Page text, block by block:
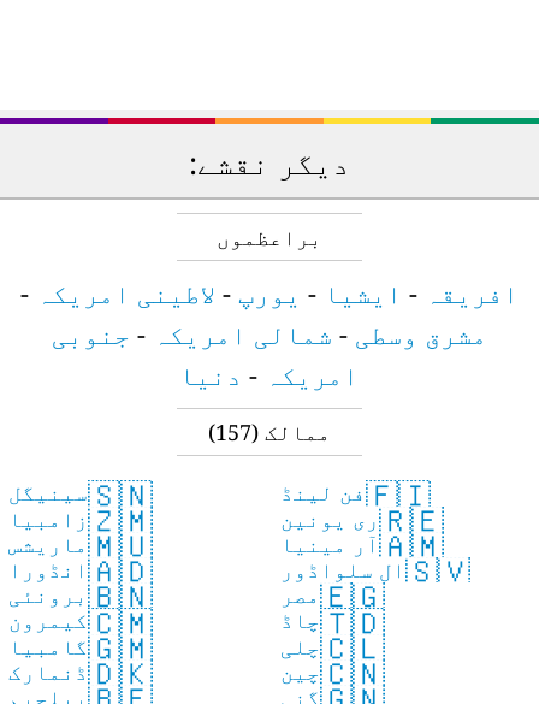
دیگر نقشے:
براعظموں
افریقہ - ایشیا - یورپ- لاطینی امریکہ -
مشرق وسطی- شمالی امریکہ - جنوبی
امریکہ - دنیا
ممالک(157)
🇫🇮فن لینڈ
🇷🇪 ری یونین
🇦🇲 آر مینیا
🇸🇻ال سلواڈور
🇪🇬مصر
🇹🇩چاڈ
🇨🇱 چلی
🇨🇳 چین
گنی
🇸🇳سینیگل
🇿🇲 زامبیا
🇲🇺 ماریشس
🇦🇩 انڈورا
🇧🇳برونئی
🇨🇲کیمرون
🇬🇲 گامبیا
🇩🇰 ڈنمارک
بیلجیم